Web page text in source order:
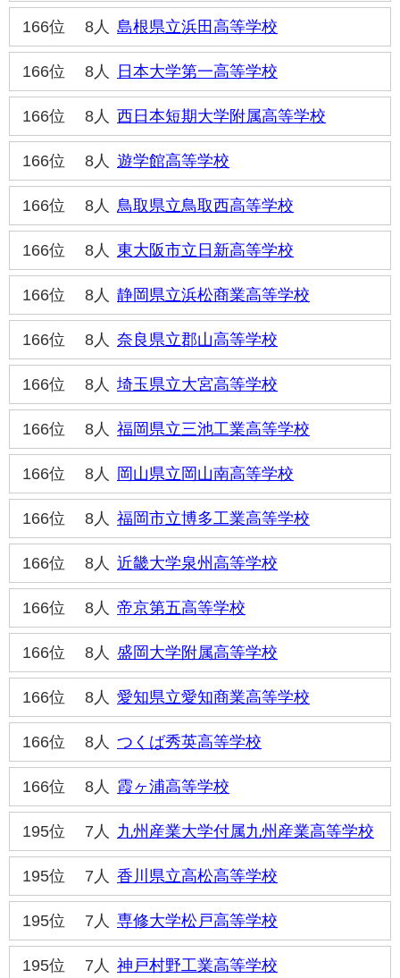
166位 8人 島根県立浜田高等学校
166位 8人 日本大学第一高等学校
166位 8人 西日本短期大学附属高等学校
166位 8人 遊学館高等学校
166位 8人 鳥取県立鳥取西高等学校
166位 8人 東大阪市立日新高等学校
166位 8人 静岡県立浜松商業高等学校
166位 8人 奈良県立郡山高等学校
166位 8人 埼玉県立大宮高等学校
166位 8人 福岡県立三池工業高等学校
166位 8人 岡山県立岡山南高等学校
166位 8人 福岡市立博多工業高等学校
166位 8人 近畿大学泉州高等学校
166位 8人 帝京第五高等学校
166位 8人 盛岡大学附属高等学校
166位 8人 愛知県立愛知商業高等学校
166位 8人 つくば秀英高等学校
166位 8人 霞ヶ浦高等学校
195位 7人 九州産業大学付属九州産業高等学校
195位 7人 香川県立高松高等学校
195位 7人 専修大学松戸高等学校
195位 7人 神戸村野工業高等学校